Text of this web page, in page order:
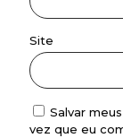
Site
Salvar
vez que eu